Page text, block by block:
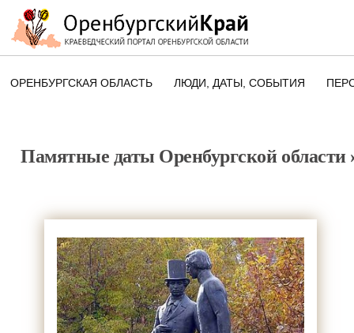
ОРЕНБУРГСКАЯ ОБЛАСТЬ ЛЮДИ, ДАТЫ, CОБЫТИЯ
ПАМЯТНЫЕ ДАТЫ
Памятные даты Оренбургской области